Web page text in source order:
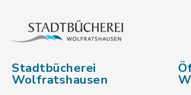
Stadtbücherei
Wolfratshausen